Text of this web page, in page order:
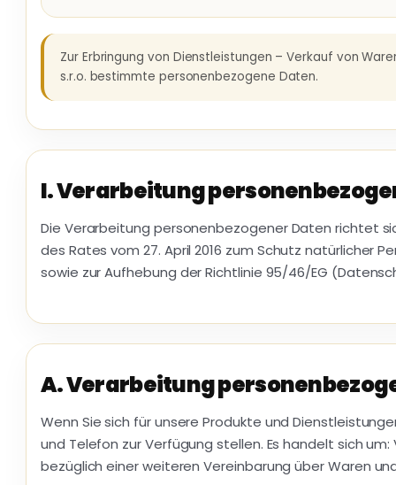
Zur Erbringung von Dienstleistungen – Verkauf von
s.r.o. bestimmte personenbezogene Daten.
I. Verarbeitung
Die Verarbeitung personenbezogener Daten richtet
des Rates vom 27. April 2016 zum Schutz natürlicher
sowie zur Aufhebung der Richtlinie 95/46/EG
A. Verarbeitung
Wenn Sie sich für unsere Produkte und
und Telefon zur Verfügung stellen. Es handelt sich
bezüglich einer weiteren Vereinbarung über Waren